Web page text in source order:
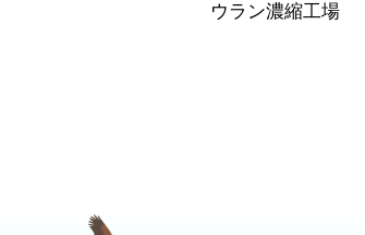
ウラン濃縮工場